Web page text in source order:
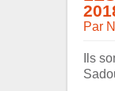
Par
Ils